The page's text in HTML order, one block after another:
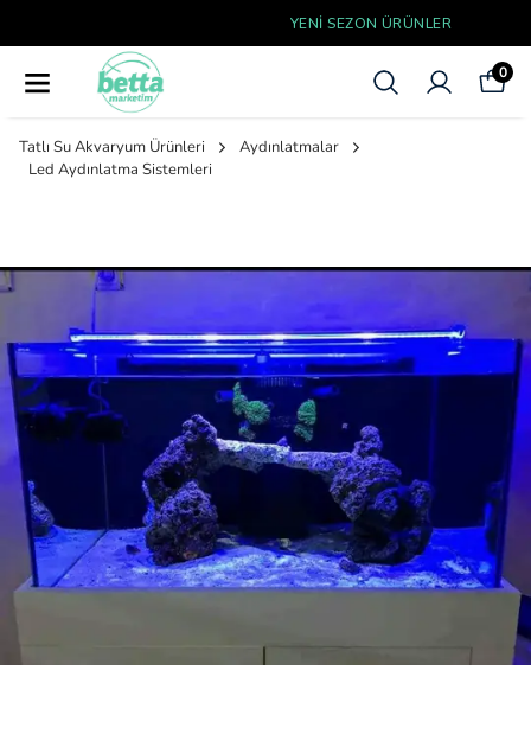
YENI SEZON ÜRÜNLER
0
Tatlı Su Akvaryum Ürünleri
Aydınlatmalar
Led Aydınlatma Sistemleri